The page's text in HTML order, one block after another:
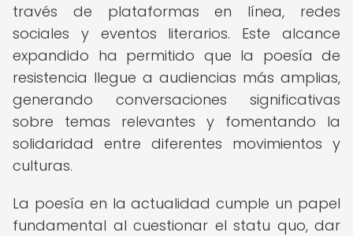
través de plataformas en línea, redes
sociales y eventos literarios. Este alcance
expandido ha permitido que la poesía de
resistencia llegue a audiencias más amplias,
generando conversaciones significativas
sobre temas relevantes y fomentando la
solidaridad entre diferentes movimientos y
culturas.
La poesía en la actualidad cumple un papel
fundamental al cuestionar el statu quo, dar